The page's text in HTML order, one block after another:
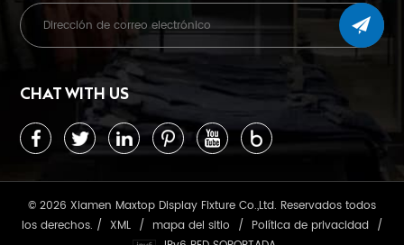
CHAT WITH US
© 2026 Xiamen Maxtop Display Fixture Co.,Ltd. Reservados todos
los derechos. / XML / mapa del sitio / Política de privacidad /